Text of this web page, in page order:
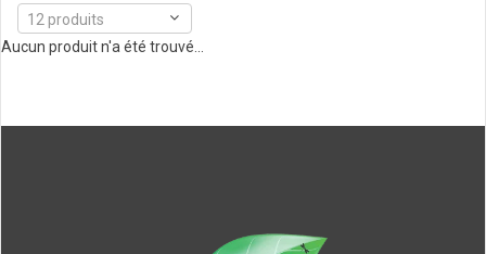
12 produits
Aucun produit n'a été trouvé...